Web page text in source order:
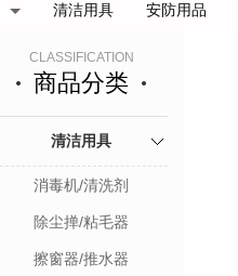
清洁用具 安防用品
CLASSIFICATION
商品分类
清洁用具
消毒机/清洗剂
除尘掸/粘毛器
擦窗器/推水器